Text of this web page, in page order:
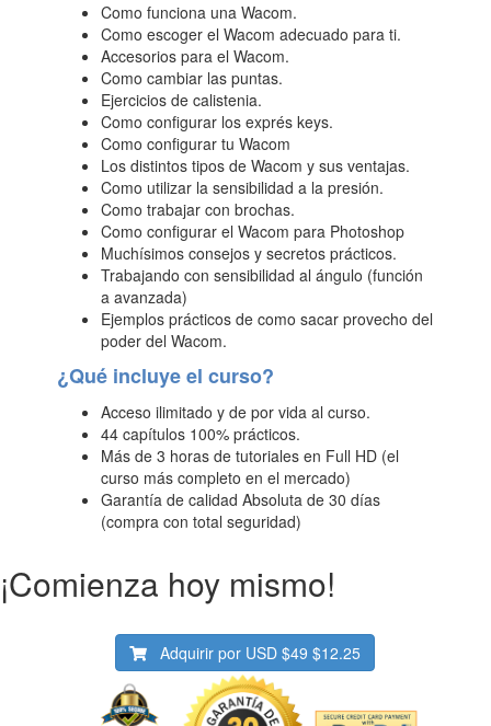
Como funciona una Wacom.
Como escoger el Wacom adecuado para ti.
Accesorios para el Wacom.
Como cambiar las puntas.
Ejercicios de calistenia.
Como configurar los exprés keys.
Como configurar tu Wacom
Los distintos tipos de Wacom y sus ventajas.
Como utilizar la sensibilidad a la presión.
Como trabajar con brochas.
Como configurar el Wacom para Photoshop
Muchísimos consejos y secretos prácticos.
Trabajando con sensibilidad al ángulo (función
a avanzada)
Ejemplos prácticos de como sacar provecho del
poder del Wacom.
¿Qué incluye el curso?
Acceso ilimitado y de por vida al curso.
44 capítulos 100% prácticos.
Más de 3 horas de tutoriales en Full HD (el
curso más completo en el mercado)
Garantía de calidad Absoluta de 30 días
(compra con total seguridad)
¡Comienza hoy mismo!
Adquirir por USD$49 $12.25